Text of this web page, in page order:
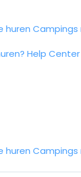
huren Campings
Help Center
huren Campings